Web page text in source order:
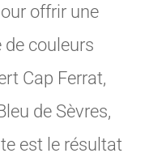
offrir une
couleurs
Cap Ferrat,
de Sèvres,
est le résultat